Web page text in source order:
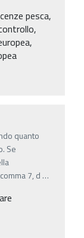
pesca,
quanto
Se
7, d …